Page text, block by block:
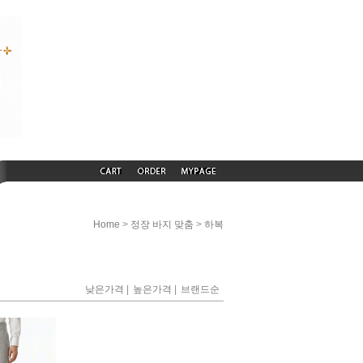
Home > 정장 바지 맞춤 > 하복
낮은가격 높은가격 브랜드순